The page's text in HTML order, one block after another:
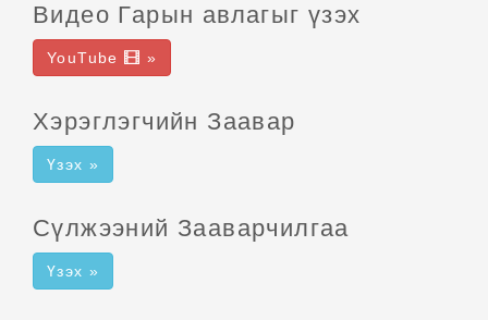
Видео Гарын авлагыг үзэх
YouTube »
Хэрэглэгчийн Заавар
Үзэх »
Сүлжээний Зааварчилгаа
Үзэх »